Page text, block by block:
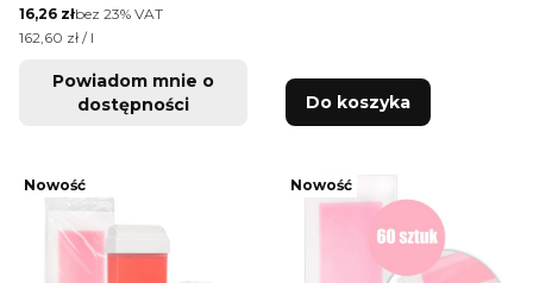
Cena netto
16,26 złbez 23% VAT
Cena jednostkowa netto
162,60 zł / l
Powiadom mnie o
dostępności
Do koszyka
Nowość Nowość